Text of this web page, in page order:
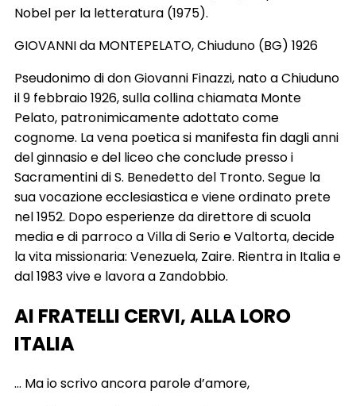
Nobel per la letteratura (1975).
GIOVANNI da MONTEPELATO, Chiuduno (BG) 1926
Pseudonimo di don Giovanni Finazzi, nato a Chiuduno
il 9 febbraio 1926, sulla collina chiamata Monte
Pelato, patronimicamente adottato come
cognome. La vena poetica si manifesta fin dagli anni
del ginnasio e del liceo che conclude presso i
Sacramentini di S. Benedetto del Tronto. Segue la
sua vocazione ecclesiastica e viene ordinato prete
nel 1952. Dopo esperienze da direttore di scuola
media e di parroco a Villa di Serio e Valtorta, decide
la vita missionaria: Venezuela, Zaire. Rientra in Italia e
dal 1983 vive e lavora a Zandobbio.
AI FRATELLI CERVI, ALLA LORO
ITALIA
… Ma io scrivo ancora parole d’amore,